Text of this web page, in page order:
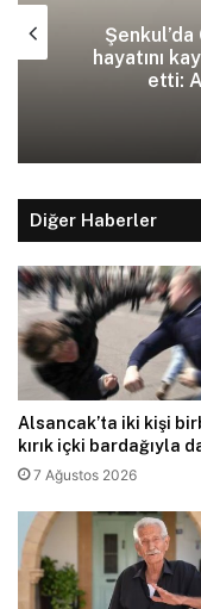
Şenkul’da
hayatını
etti:
Diğer Haberler
Alsancak’ta iki kişi
kırık içki bardağıyla
7 Ağustos 2026